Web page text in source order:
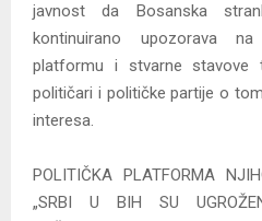
javnost da Bosanska
kontinuirano upozorava
platformu i stvarne
političari i političke partije o
interesa.
POLITIČKA PLATFORMA
„SRBI U BIH SU